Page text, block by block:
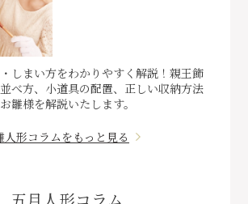
しまい方をわかりやすく解説！親王飾
べ方、小道具の配置、正しい収納方法
雛様を解説いたします。
人形コラムをもっと見る